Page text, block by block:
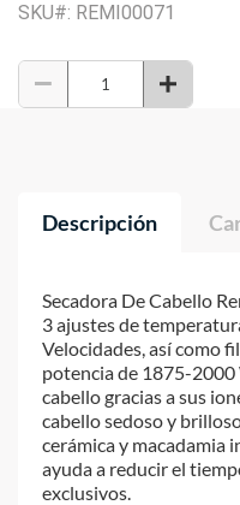
SKU#: REMI00071
Descripción
Secadora De Cabello
3 ajustes de
Velocidades, así como
potencia de 1875-2000
cabello gracias a sus
cabello sedoso y
cerámica y macadamia
ayuda a reducir el
exclusivos.